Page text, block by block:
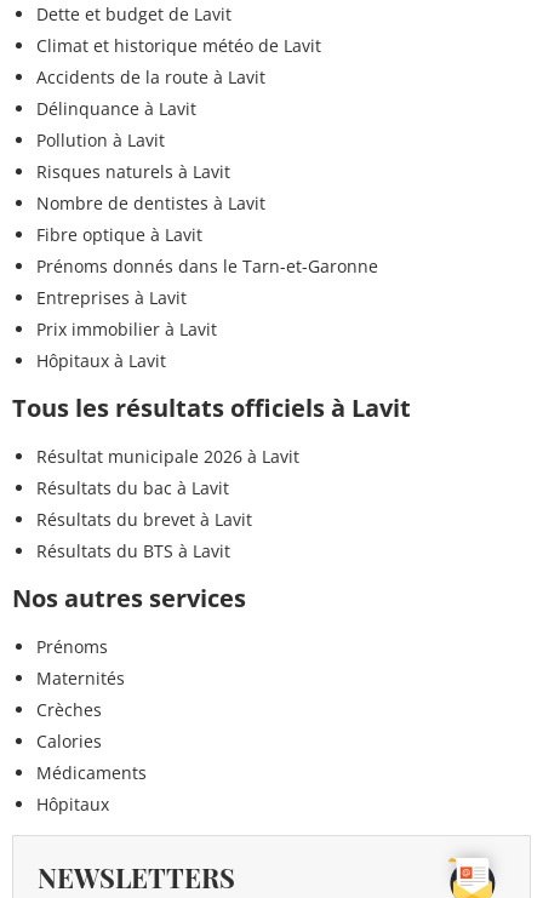
Dette et budget de Lavit
Climat et historique météo de Lavit
Accidents de la route à Lavit
Délinquance à Lavit
Pollution à Lavit
Risques naturels à Lavit
Nombre de dentistes à Lavit
Fibre optique à Lavit
Prénoms donnés dans le Tarn-et-Garonne
Entreprises à Lavit
Prix immobilier à Lavit
Hôpitaux à Lavit
Tous les résultats officiels à Lavit
Résultat municipale 2026 à Lavit
Résultats du bac à Lavit
Résultats du brevet à Lavit
Résultats du BTS à Lavit
Nos autres services
Prénoms
Maternités
Crèches
Calories
Médicaments
Hôpitaux
NEWSLETTERS